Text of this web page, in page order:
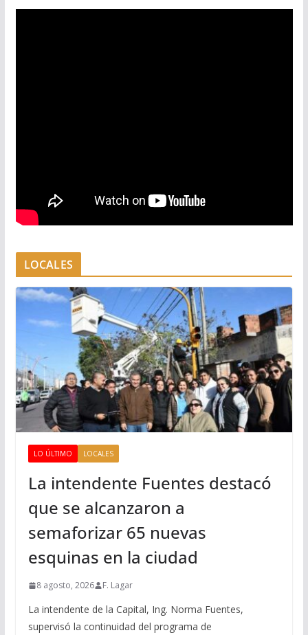
LOCALES
LO ÚLTIMO LOCALES
La intendente Fuentes destacó
que se alcanzaron a
semaforizar 65 nuevas
esquinas en la ciudad
8 agosto, 2026 F. Lagar
La intendente de la Capital, Ing. Norma Fuentes,
supervisó la continuidad del programa de